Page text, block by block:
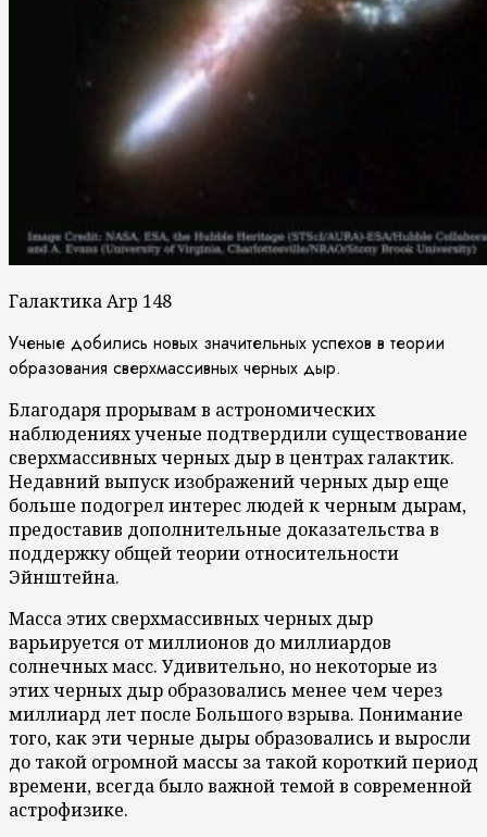
Галактика Arp 148
Ученые добились новых значительных успехов в теории
образования сверхмассивных черных дыр.
Благодаря прорывам в астрономических
наблюдениях ученые подтвердили существование
сверхмассивных черных дыр в центрах галактик.
Недавний выпуск изображений черных дыр еще
больше подогрел интерес людей к черным дырам,
предоставив дополнительные доказательства в
поддержку общей теории относительности
Эйнштейна.
Масса этих сверхмассивных черных дыр
варьируется от миллионов до миллиардов
солнечных масс. Удивительно, но некоторые из
этих черных дыр образовались менее чем через
миллиард лет после Большого взрыва. Понимание
того, как эти черные дыры образовались и выросли
до такой огромной массы за такой короткий период
времени, всегда было важной темой в современной
астрофизике.